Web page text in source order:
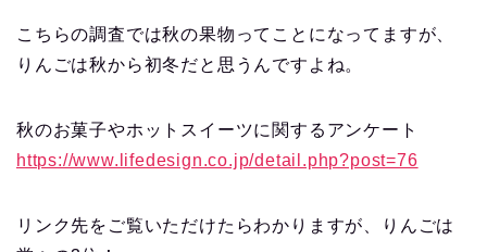
こちらの調査では秋の果物ってことになってますが、
りんごは秋から初冬だと思うんですよね。
秋のお菓子やホットスイーツに関するアンケート
https://www.lifedesign.co.jp/detail.php?post=76
リンク先をご覧いただけたらわかりますが、りんごは